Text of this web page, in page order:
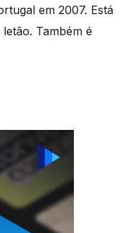
em 2007. Está
Também é